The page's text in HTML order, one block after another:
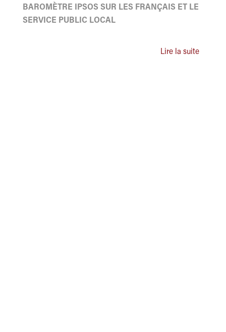
BAROMÈTRE IPSOS SUR LES FRANÇAIS ET LE
SERVICE PUBLIC LOCAL
Lire la suite